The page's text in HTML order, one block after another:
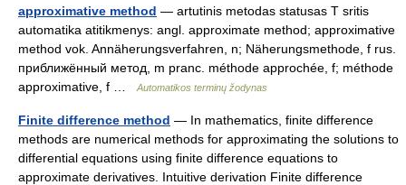
approximative method — artutinis metodas statusas T sritis
automatika atitikmenys: angl. approximate method; approximative
method vok. Annäherungsverfahren, n; Näherungsmethode, f rus.
приближённый метод, m pranc. méthode approchée, f; méthode
approximative, f …
Automatikos terminų žodynas
Finite difference method — In mathematics, finite difference
methods are numerical methods for approximating the solutions to
differential equations using finite difference equations to
approximate derivatives. Intuitive derivation Finite difference